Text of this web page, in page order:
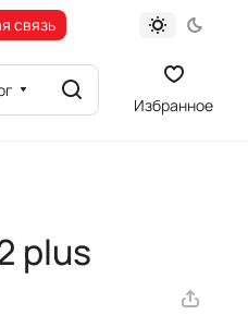
связь
Избранное
plus